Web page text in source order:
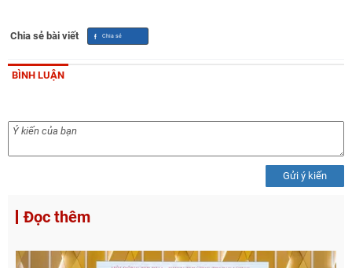
Chia sẻ bài viết
BÌNH LUẬN
Gửi ý kiến
Đọc thêm